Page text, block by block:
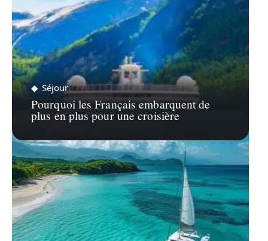
Séjour
Pourquoi les Français embarquent de
plus en plus pour une croisière